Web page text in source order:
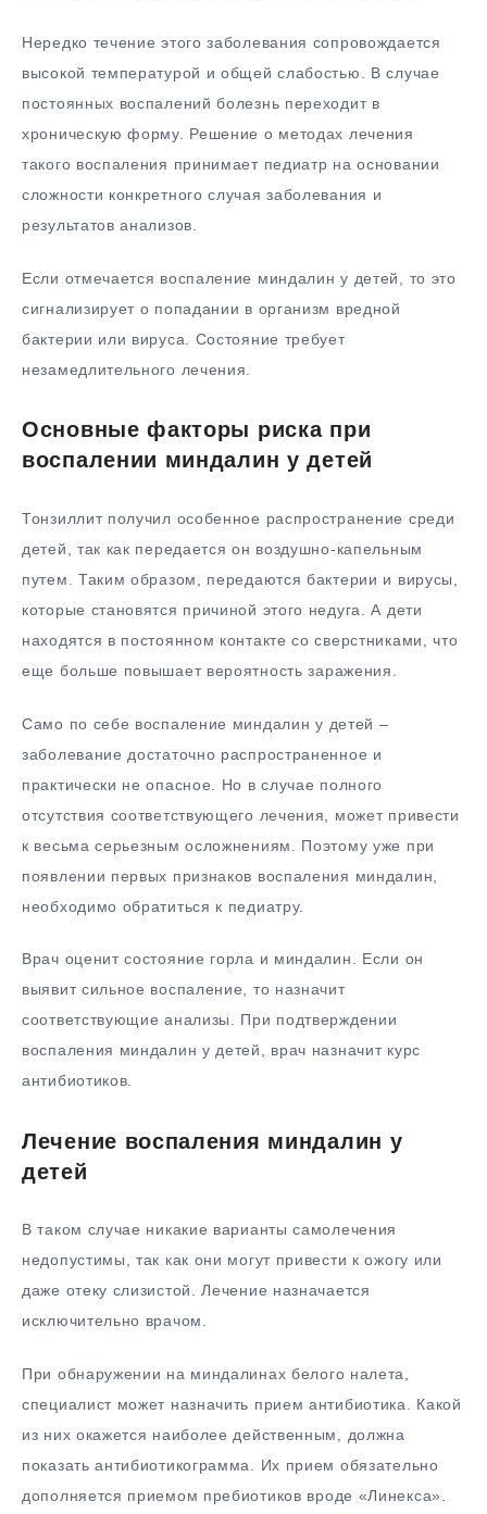
Нередко течение этого заболевания сопровождается
высокой температурой и общей слабостью. В случае
постоянных воспалений болезнь переходит в
хроническую форму. Решение о методах лечения
такого воспаления принимает педиатр на основании
сложности конкретного случая заболевания и
результатов анализов.
Если отмечается воспаление миндалин у детей, то это
сигнализирует о попадании в организм вредной
бактерии или вируса. Состояние требует
незамедлительного лечения.
Основные факторы риска при
воспалении миндалин у детей
Тонзиллит получил особенное распространение среди
детей, так как передается он воздушно-капельным
путем. Таким образом, передаются бактерии и вирусы,
которые становятся причиной этого недуга. А дети
находятся в постоянном контакте со сверстниками, что
еще больше повышает вероятность заражения.
Само по себе воспаление миндалин у детей –
заболевание достаточно распространенное и
практически не опасное. Но в случае полного
отсутствия соответствующего лечения, может привести
к весьма серьезным осложнениям. Поэтому уже при
появлении первых признаков воспаления миндалин,
необходимо обратиться к педиатру.
Врач оценит состояние горла и миндалин. Если он
выявит сильное воспаление, то назначит
соответствующие анализы. При подтверждении
воспаления миндалин у детей, врач назначит курс
антибиотиков.
Лечение воспаления миндалин у
детей
В таком случае никакие варианты самолечения
недопустимы, так как они могут привести к ожогу или
даже отеку слизистой. Лечение назначается
исключительно врачом.
При обнаружении на миндалинах белого налета,
специалист может назначить прием антибиотика. Какой
из них окажется наиболее действенным, должна
показать антибиотикограмма. Их прием обязательно
дополняется приемом пребиотиков вроде «Линекса».